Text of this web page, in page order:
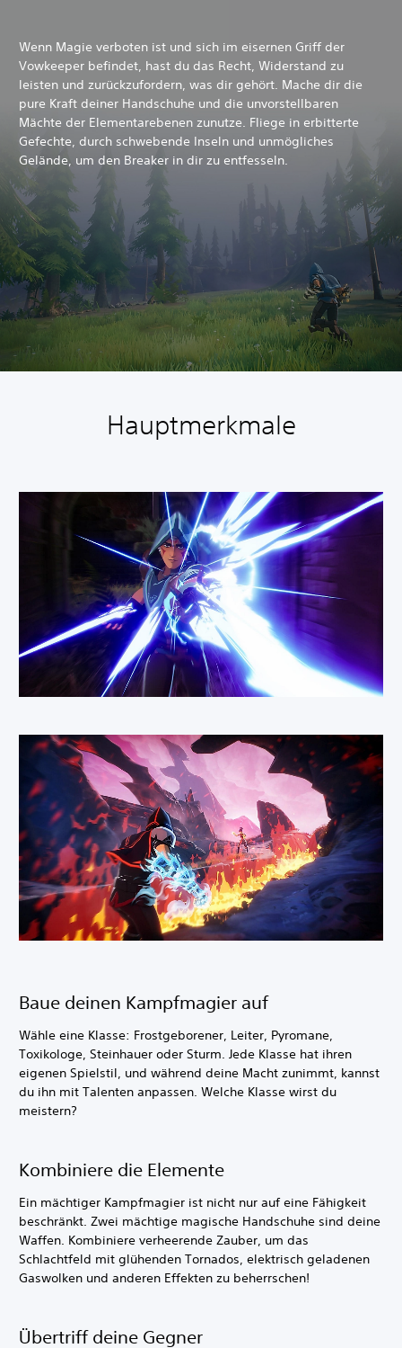
Wenn Magie verboten ist und sich im eisernen Griff der
Vowkeeper befindet, hast du das Recht, Widerstand zu
leisten und zurückzufordern, was dir gehört. Mache dir die
pure Kraft deiner Handschuhe und die unvorstellbaren
Mächte der Elementarebenen zunutze. Fliege in erbitterte
Gefechte, durch schwebende Inseln und unmögliches
Gelände, um den Breaker in dir zu entfesseln.
Hauptmerkmale
Baue deinen Kampfmagier auf
Wähle eine Klasse: Frostgeborener, Leiter, Pyromane,
Toxikologe, Steinhauer oder Sturm. Jede Klasse hat ihren
eigenen Spielstil, und während deine Macht zunimmt, kannst
du ihn mit Talenten anpassen. Welche Klasse wirst du
meistern?
Kombiniere die Elemente
Ein mächtiger Kampfmagier ist nicht nur auf eine Fähigkeit
beschränkt. Zwei mächtige magische Handschuhe sind deine
Waffen. Kombiniere verheerende Zauber, um das
Schlachtfeld mit glühenden Tornados, elektrisch geladenen
Gaswolken und anderen Effekten zu beherrschen!
Übertriff deine Gegner